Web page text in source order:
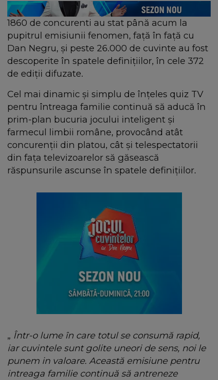
1860 de concurenti au stat până acum la
pupitrul emisiunii fenomen, faţă în faţă cu
Dan Negru, şi peste 26.000 de cuvinte au fost
descoperite în spatele definiţiilor, în cele 372
de ediţii difuzate.
Cel mai dinamic şi simplu de înţeles quiz TV
pentru întreaga familie continuă să aducă în
prim-plan bucuria jocului inteligent și
farmecul limbii române, provocând atât
concurenții din platou, cât și telespectatorii
din fața televizoarelor să găsească
răspunsurile ascunse în spatele definițiilor.
„ Într-o lume în care totul se consumă rapid,
iar cuvintele sunt golite uneori de sens, noi le
punem in valoare. Această emisiune pentru
intreaga familie continuă să antreneze